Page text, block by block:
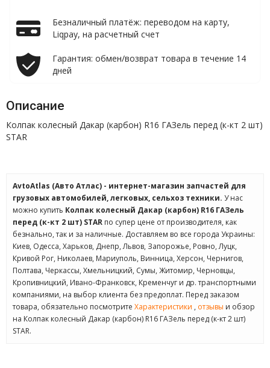
Безналичный платёж: переводом на карту,
Liqpay, на расчетный счет
Гарантия: обмен/возврат товара в течение 14
дней
Описание
Колпак колесный Дакар (карбон) R16 ГАЗель перед (к-кт 2 шт)
STAR
AvtoAtlas (Авто Атлас) - интернет-магазин запчастей для
грузовых автомобилей, легковых, сельхоз техники. У нас
можно купить Колпак колесный Дакар (карбон) R16 ГАЗель
перед (к-кт 2 шт) STAR по супер цене от производителя, как
безнально, так и за наличные. Доставляем во все города Украины:
Киев, Одесса, Харьков, Днепр, Львов, Запорожье, Ровно, Луцк,
Кривой Рог, Николаев, Мариуполь, Винница, Херсон, Чернигов,
Полтава, Черкассы, Хмельницкий, Сумы, Житомир, Черновцы,
Кропивницкий, Ивано-Франковск, Кременчуг и др. транспортными
компаниями, на выбор клиента без предоплат. Перед заказом
товара, обязательно посмотрите Характеристики , отзывы и обзор
на Колпак колесный Дакар (карбон) R16 ГАЗель перед (к-кт 2 шт)
STAR.